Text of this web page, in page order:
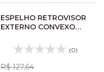
ESPELHO RETROVISOR
EXTERNO CONVEXO
VS507
(0)
R$ 127,64